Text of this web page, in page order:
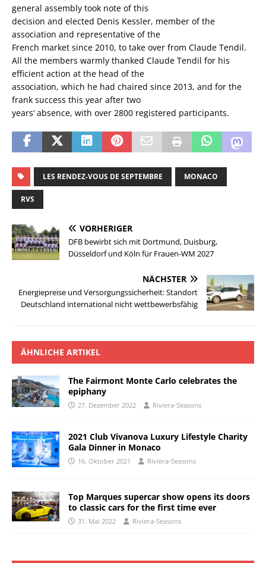
general assembly took note of this
decision and elected Denis Kessler, member of the
association and representative of the
French market since 2010, to take over from Claude Tendil.
All the members warmly thanked Claude Tendil for his
efficient action at the head of the
association, which he had chaired since 2013, and for the
frank success this year after two
years‘ absence, with over 2800 registered participants.
LES RENDEZ-VOUS DE SEPTEMBRE MONACO
RVS
VORHERIGER
DFB bewirbt sich mit Dortmund, Duisburg,
Düsseldorf und Köln für Frauen-WM 2027
NÄCHSTER
Energiepreise und Versorgungssicherheit: Standort
Deutschland international nicht wettbewerbsfähig
ÄHNLICHE ARTIKEL
The Fairmont Monte Carlo celebrates the
epiphany
27. Dezember 2022 Riviera-Seasons
2021 Club Vivanova Luxury Lifestyle Charity
Gala Dinner in Monaco
16. Oktober 2021 Riviera-Seasons
Top Marques supercar show opens its doors
to classic cars for the first time ever
31. Mai 2022 Riviera-Seasons